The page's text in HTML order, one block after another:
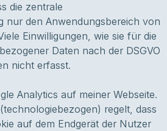
die zentrale
nur den Anwendungsbereich von
Einwilligungen, wie sie für die
Daten nach der DSGVO
nicht erfasst.
Analytics auf meiner Webseite.
regelt, dass
auf dem Endgerät der Nutzer